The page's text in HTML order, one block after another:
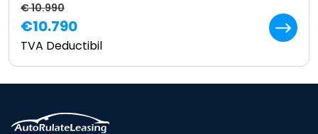
€ 10.990
€10.790
TVA Deductibil